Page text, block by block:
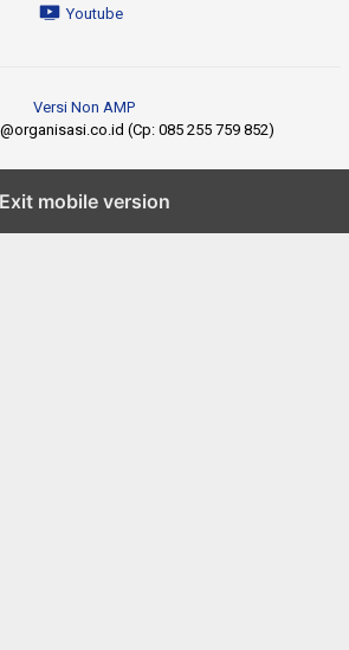
Youtube
Versi Non AMP
(Cp: 085 255 759 852)
Exit mobile version